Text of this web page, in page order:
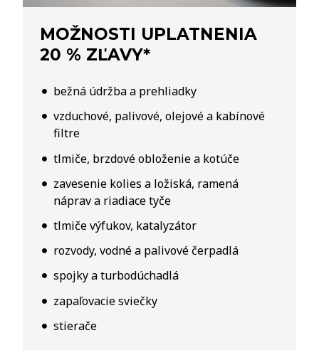
MOŽNOSTI UPLATNENIA
20 % ZĽAVY*
bežná údržba a prehliadky
vzduchové, palivové, olejové a kabínové
filtre
tlmiče, brzdové obloženie a kotúče
zavesenie kolies a ložiská, ramená
náprav a riadiace tyče
tlmiče výfukov, katalyzátor
rozvody, vodné a palivové čerpadlá
spojky a turbodúchadlá
zapaľovacie sviečky
stierače